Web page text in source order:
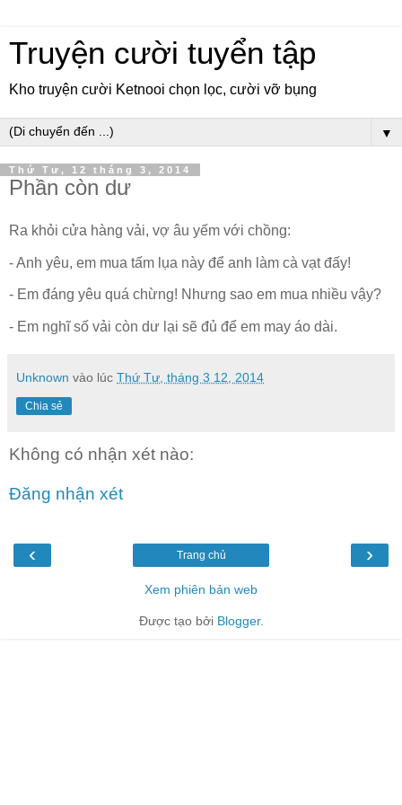
Truyện cười tuyển tập
Kho truyện cười Ketnooi chọn lọc, cười vỡ bụng
▼
Thứ Tư, 12 tháng 3, 2014
Phần còn dư
Ra khỏi cửa hàng vải, vợ âu yếm với chồng:
- Anh yêu, em mua tấm lụa này để anh làm cà vạt đấy!
- Em đáng yêu quá chừng! Nhưng sao em mua nhiều vậy?
- Em nghĩ số vải còn dư lại sẽ đủ để em may áo dài.
Unknown vào lúc Thứ Tư, tháng 3 12, 2014
Chia sẻ
Không có nhận xét nào:
Đăng nhận xét
‹ ›
Trang chủ
Xem phiên bản web
Được tạo bởi Blogger.